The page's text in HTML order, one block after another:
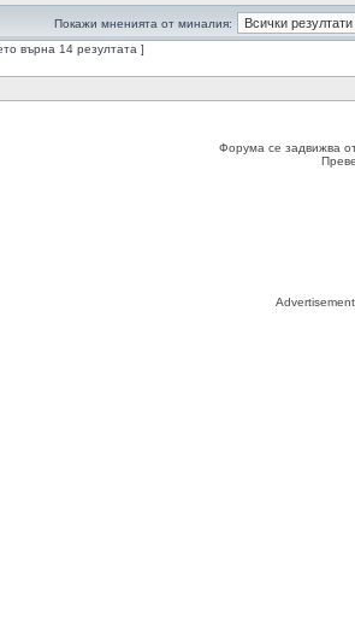
Покажи мненията от миналия:
върна 14 резултата ]
Форума се задвижва